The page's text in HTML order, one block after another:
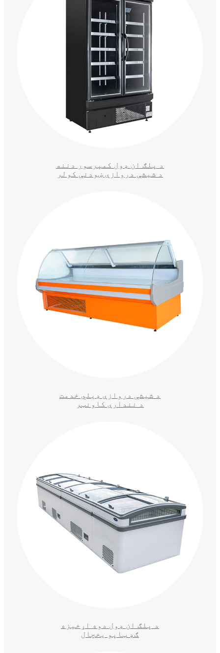
د پلګ ان ډول کمپرسور دننه
د شیشې دروازې ښودنې کولر
د شیشې دروازې ډیلي خدمت
د نندارې کاونټر
د پلګ ان ډول دوه اړخیزه
ګډ ټاپو یخچال